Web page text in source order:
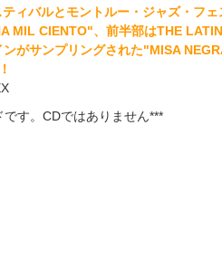
ィバルとモントルー・ジャズ・フ
MIL CIENTO"、前半部はTHE
がサンプリングされた"MISA
す。CDではありません***